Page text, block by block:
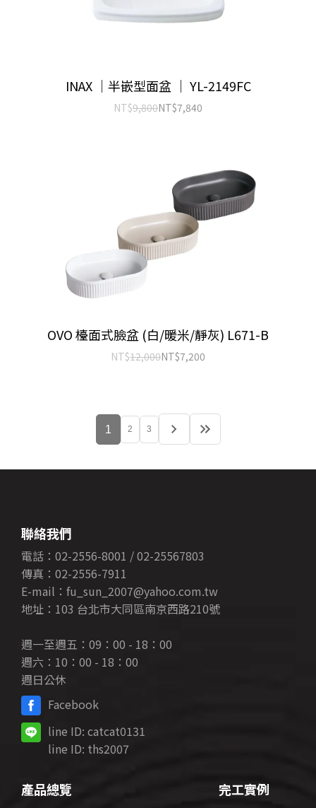
INAX ｜半嵌型面盆 ｜ YL-2149FC
NT$9,800NT$7,840
OVO 檯面式臉盆 (白/暖米/靜灰) L671-B
NT$12,000NT$7,200
1 2 3
聯絡我們
電話：02-2556-8001 / 02-25567803
傳真：02-2556-7911
E-mail：fu_sun_2007@yahoo.com.tw
地址：103 台北市大同區南京西路210號
週一至週五：09：00 - 18：00
週六：10：00 - 18：00
週日公休
Facebook
line ID: catcat0131
line ID: ths2007
產品總覽 完工實例